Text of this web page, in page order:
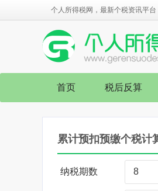
个人所得税网，最新个税资讯平台
首页 税后反算
累计预扣预缴个税计
纳税期数